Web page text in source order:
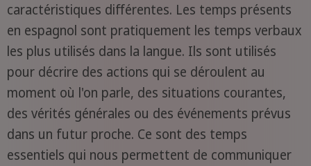
caractéristiques différentes. Les temps présents
en espagnol sont pratiquement les temps verbaux
les plus utilisés dans la langue. Ils sont utilisés
pour décrire des actions qui se déroulent au
moment où l'on parle, des situations courantes,
des vérités générales ou des événements prévus
dans un futur proche. Ce sont des temps
essentiels qui nous permettent de communiquer